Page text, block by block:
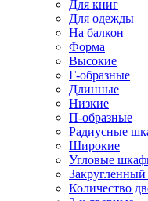
Для книг
Для одежды
На балкон
Форма
Высокие
Г-образные
Длинные
Низкие
П-образные
Радиусные
Широкие
Угловые
Закругленный
Количество